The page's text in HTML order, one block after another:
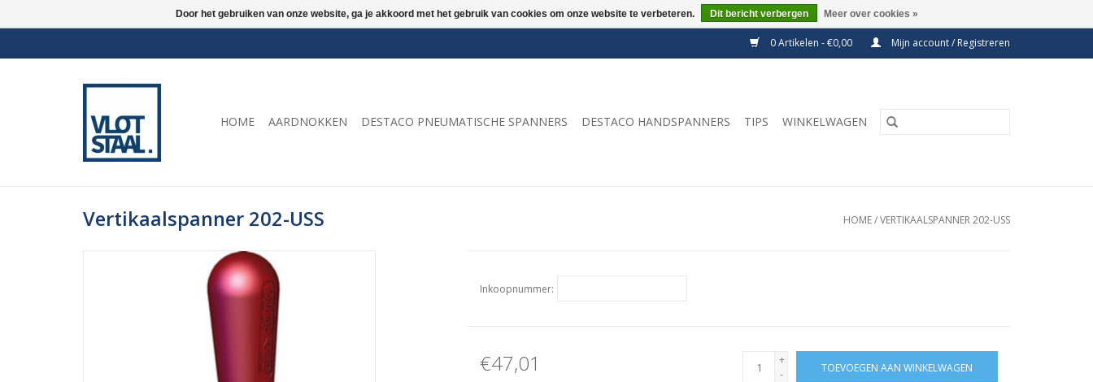
0 Artikelen - €0,00 Mijn account / Registreren
HOME AARDNOKKEN DESTACO PNEUMATISCHE SPANNERS DESTACO HANDSPANNERS TIPS WINKELWAGEN
Vertikaalspanner 202-USS HOME/VERTIKAALSPANNER 202-USS
Inkoopnummer:
€47,01
+
-
TOEVOEGEN AAN WINKELWAGEN
Door het gebruiken van onze website, ga je akkoord met het gebruik van cookies om onze website te verbeteren. Dit bericht verbergen Meer over cookies »